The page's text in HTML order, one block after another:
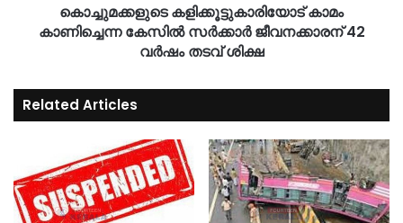
കൊച്ചുമക്കളുടെ കളിക്കൂട്ടുകാരിയോട് കാമം
കാണിച്ചെന്ന കേസിൽ സർക്കാർ ജീവനക്കാരന് 42
വർഷം തടവ് ശിക്ഷ
Related Articles